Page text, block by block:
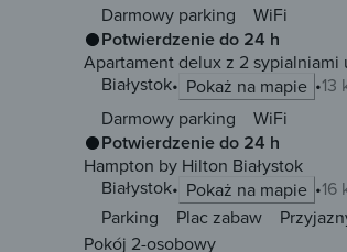
Darmowy parking
WiFi
Potwierdzenie do 24 h
Apartament delux z 2 sypialniami
Białystok
Pokaż na mapie
13
Darmowy parking
WiFi
Potwierdzenie do 24 h
Hampton by Hilton Białystok
Białystok
Pokaż na mapie 16
Parking Plac zabaw
Pokój 2-osobowy